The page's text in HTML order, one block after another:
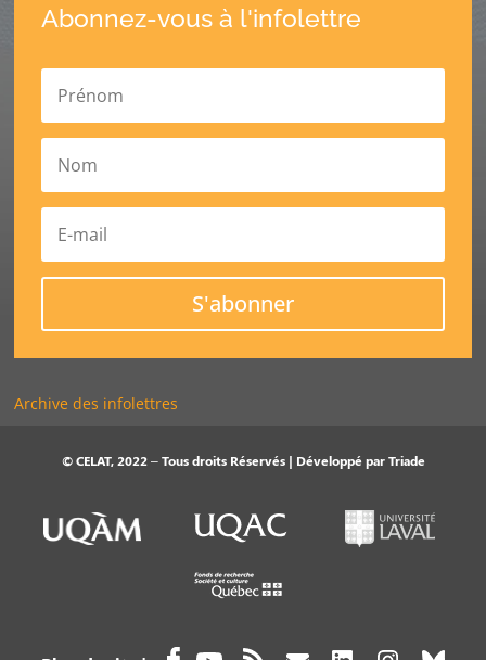
Abonnez-vous à l'infolettre
S'abonner
Archive des infolettres
© CELAT, 2022 – Tous droits Réservés | Développé parTriade